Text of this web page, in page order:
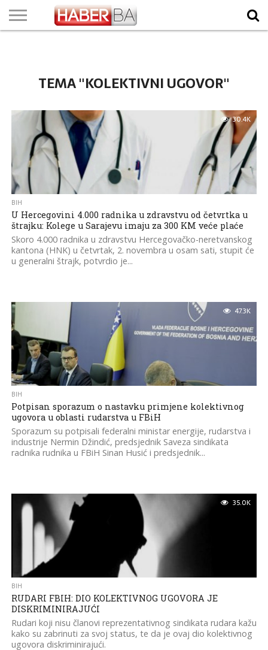
TEMA "KOLEKTIVNI UGOVOR"
30.4K
BIH
U Hercegovini 4.000 radnika u zdravstvu od četvrtka u
štrajku: Kolege u Sarajevu imaju za 300 KM veće plaće
Skoro 4.000 radnika u zdravstvu Hercegovačko-neretvanskog
kantona (HNK) u četvrtak, 2. novembra u osam sati, stupit će
u generalni štrajk, potvrdio je...
47.3K
BIH
Potpisan sporazum o nastavku primjene kolektivnog
ugovora u oblasti rudarstva u FBiH
Sporazum su potpisali federalni ministar energije, rudarstva i
industrije Nermin Džindić, predsjednik Saveza sindikata
radnika rudnika u FBiH Sinan Husić i predsjednik...
35.0K
BIH
RUDARI FBIH: DIO KOLEKTIVNOG UGOVORA JE
DISKRIMINIRAJUĆI
Rudari koji nisu članovi reprezentativnog sindikata rudara kažu
kako su zabrinuti za svoj status, te da je ovaj dio kolektivnog
ugovora diskriminirajući.